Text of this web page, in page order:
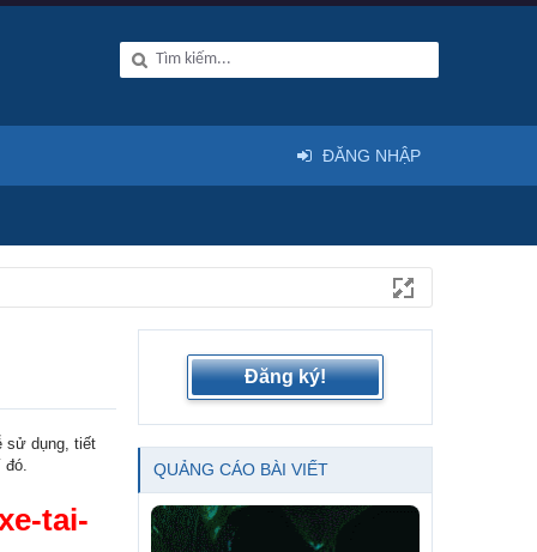
sử dụng, tiết
đó.
tai-
Đăng ký!
QUẢNG CÁO BÀI VIẾT
ĐĂNG NHẬP